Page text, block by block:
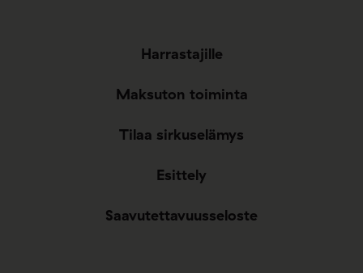
Harrastajille
Maksuton toiminta
Tilaa sirkuselämys
Esittely
Saavutettavuusseloste